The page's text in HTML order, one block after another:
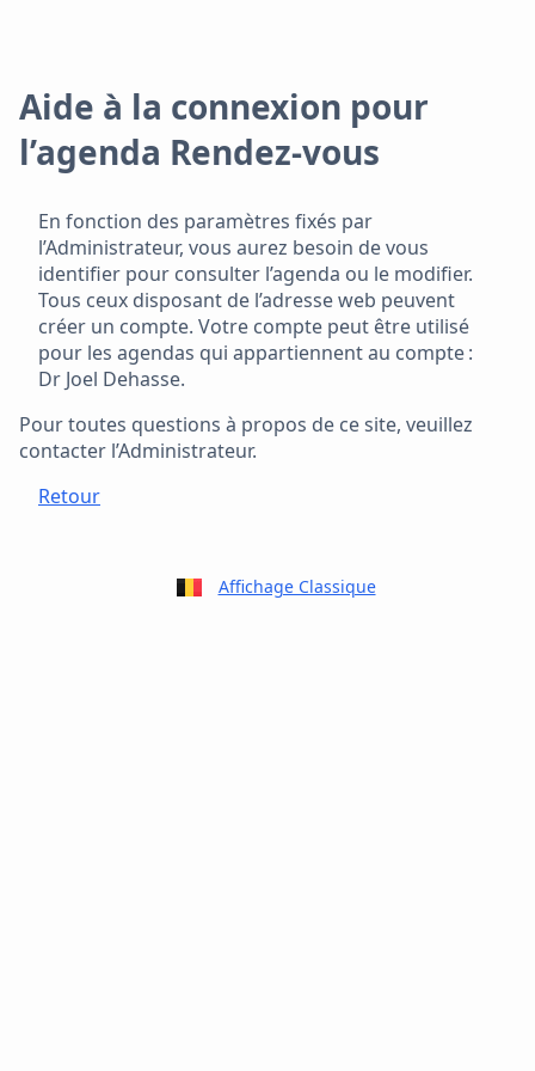
Aide à la connexion pour
l’agenda Rendez-vous
En fonction des paramètres fixés par
l’Administrateur, vous aurez besoin de vous
identifier pour consulter l’agenda ou le modifier.
Tous ceux disposant de l’adresse web peuvent
créer un compte. Votre compte peut être utilisé
pour les agendas qui appartiennent au compte :
Dr Joel Dehasse.
Pour toutes questions à propos de ce site, veuillez
contacter l’Administrateur.
Retour
Affichage Classique